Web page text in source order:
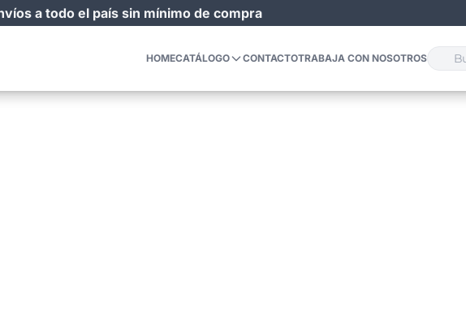
a todo el país sin mínimo de compra
HOMECATÁLOGO CONTACTOTRABAJA CON NOSOTROS